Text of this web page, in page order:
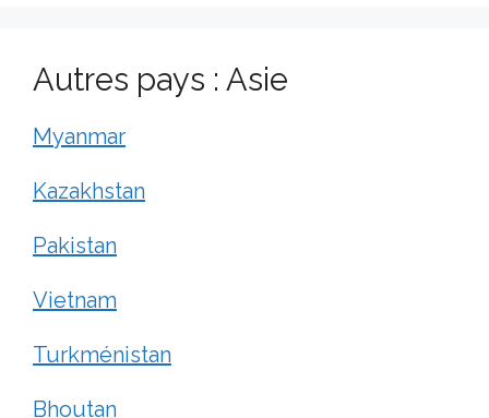
Autres pays : Asie
Myanmar
Kazakhstan
Pakistan
Vietnam
Turkménistan
Bhoutan